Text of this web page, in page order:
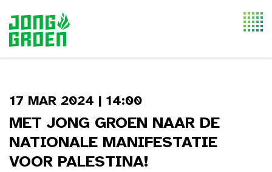
17 MAR 2024 | 14:00
MET JONG GROEN NAAR DE
NATIONALE MANIFESTATIE
VOOR PALESTINA!